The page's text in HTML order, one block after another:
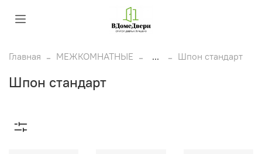
Главная МЕЖКОМНАТНЫЕ ... Шпон стандарт
Шпон стандарт